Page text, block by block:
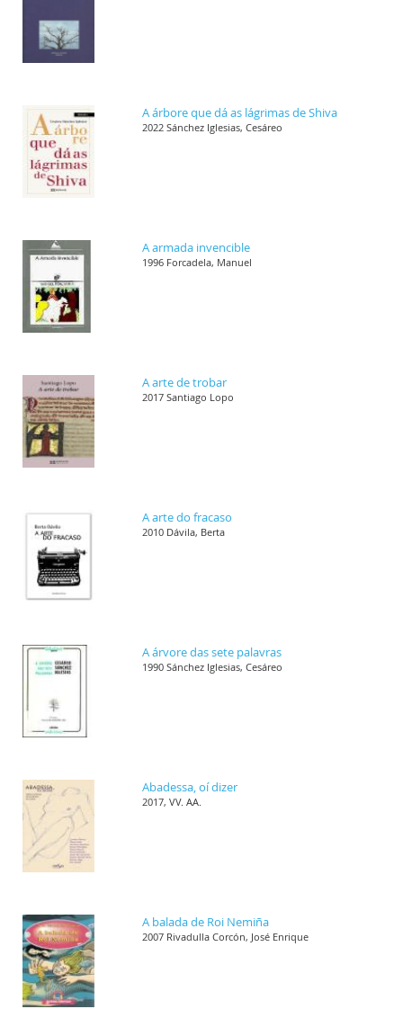
A árbore que dá as lágrimas de Shiva
2022 Sánchez Iglesias, Cesáreo
A armada invencible
1996 Forcadela, Manuel
A arte de trobar
2017 Santiago Lopo
A arte do fracaso
2010 Dávila, Berta
A árvore das sete palavras
1990 Sánchez Iglesias, Cesáreo
Abadessa, oí dizer
2017, VV. AA.
A balada de Roi Nemiña
2007 Rivadulla Corcón, José Enrique